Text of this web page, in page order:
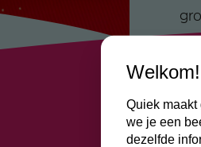
•
•
Quiek maakt
we je een
dezelfde